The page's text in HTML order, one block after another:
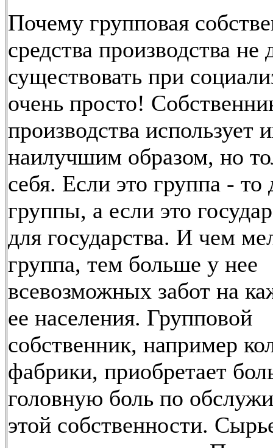
Почему групповая
средства производства не
существовать при
очень просто!
производства использует
наилучшим образом, но
себя. Если это группа - то
группы, а если это
для государства. И чем
группа, тем больше у нее
всевозможных забот на
ее населения. Групповой
собственник, например
фабрики, приобретает
головную боль по
этой собственности.